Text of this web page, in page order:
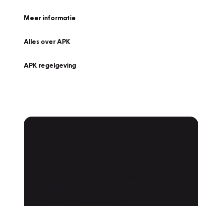
Meer informatie
Alles over APK
APK regelgeving